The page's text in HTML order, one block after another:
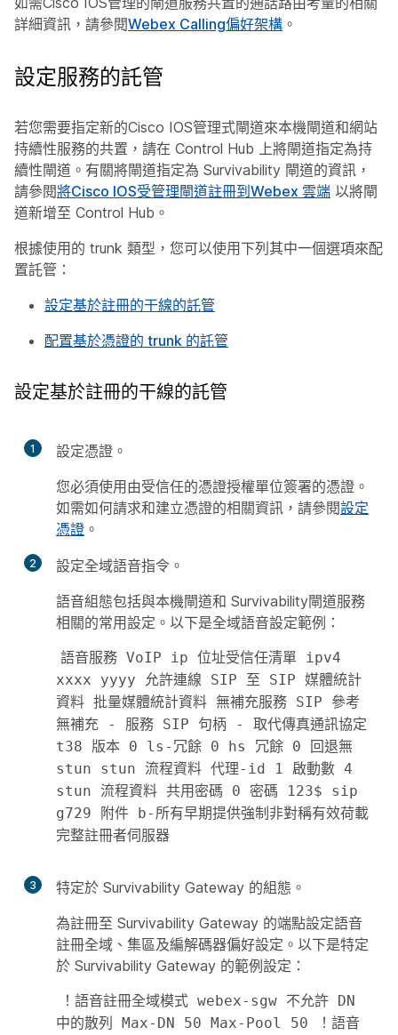
詳細資訊，請參閱Webex Calling偏好架構 。
設定服務的託管
若您需要指定新的Cisco IOS管理式閘道來本機閘道和網站
持續性服務的共置，請在 Control Hub 上將閘道指定為持
續性閘道。有關將閘道指定為 Survivability 閘道的資訊，
請參閱將Cisco IOS受管理閘道註冊到Webex 雲端 以將閘
道新增至 Control Hub。
根據使用的 trunk 類型，您可以使用下列其中一個選項來配
置託管：
設定基於註冊的干線的託管
配置基於憑證的 trunk 的託管
設定基於註冊的干線的託管
1
設定憑證。
您必須使用由受信任的憑證授權單位簽署的憑證。
如需如何請求和建立憑證的相關資訊，請參閱設定
憑證 。
2
設定全域語音指令。
語音組態包括與本機閘道和 Survivability閘道服務
相關的常用設定。以下是全域語音設定範例：
語音服務 VoIP ip 位址受信任清單 ipv4
xxxx yyyy 允許連線 SIP 至 SIP 媒體統計
資料 批量媒體統計資料 無補充服務 SIP 參考
無補充 - 服務 SIP 句柄 - 取代傳真通訊協定
t38 版本 0 ls-冗餘 0 hs 冗餘 0 回退無
stun stun 流程資料 代理-id 1 啟動數 4
stun 流程資料 共用密碼 0 密碼 123$ sip
g729 附件 b-所有早期提供強制非對稱有效荷載
完整註冊者伺服器
3
特定於 Survivability Gateway 的組態。
為註冊至 Survivability Gateway 的端點設定語音
註冊全域、集區及編解碼器偏好設定。以下是特定
於 Survivability Gateway 的範例設定：
！語音註冊全域模式 webex-sgw 不允許 DN
中的散列 Max-DN 50 Max-Pool 50 ！語音